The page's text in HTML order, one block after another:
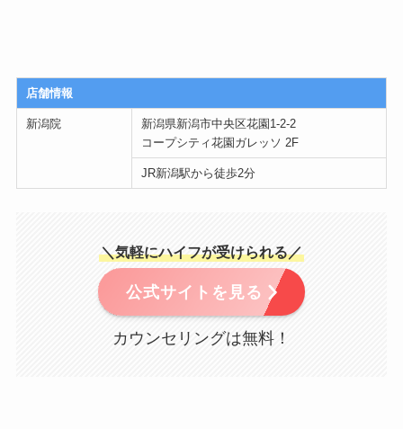
店舗情報
新潟院
新潟県新潟市中央区花園1-2-2
コープシティ花園ガレッソ 2F
JR新潟駅から徒歩2分
＼気軽にハイフが受けられる／
公式サイトを見る
カウンセリングは無料！